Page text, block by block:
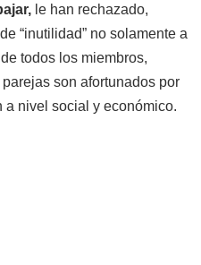
le han rechazado,
“inutilidad” no solamente a
todos los miembros,
son afortunados por
a nivel social y económico.